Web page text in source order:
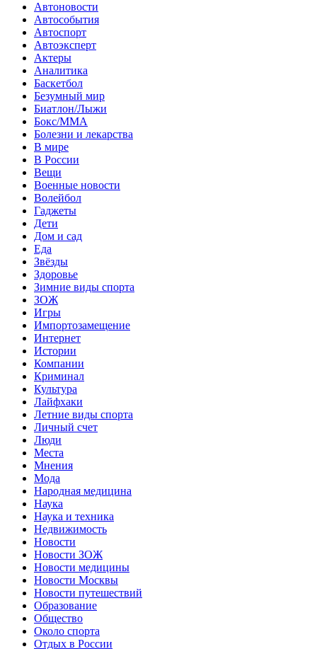
Автоновости
Автособытия
Автоспорт
Автоэксперт
Актеры
Аналитика
Баскетбол
Безумный мир
Биатлон/Лыжи
Бокс/MMA
Болезни и лекарства
В мире
В России
Вещи
Военные новости
Волейбол
Гаджеты
Дети
Дом и сад
Еда
Звёзды
Здоровье
Зимние виды спорта
ЗОЖ
Игры
Импортозамещение
Интернет
Истории
Компании
Криминал
Культура
Лайфхаки
Летние виды спорта
Личный счет
Люди
Места
Мнения
Мода
Народная медицина
Наука
Наука и техника
Недвижимость
Новости
Новости ЗОЖ
Новости медицины
Новости Москвы
Новости путешествий
Образование
Общество
Около спорта
Отдых в России